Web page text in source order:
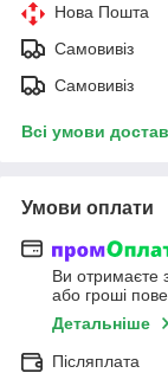
Нова Пошта
Самовивіз
Самовивіз
Всі умови
Умови оплати
Ви отримаєте
або гроші
Детальніше
Післяплата